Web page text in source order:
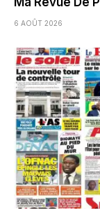
6 AOÛT 2026